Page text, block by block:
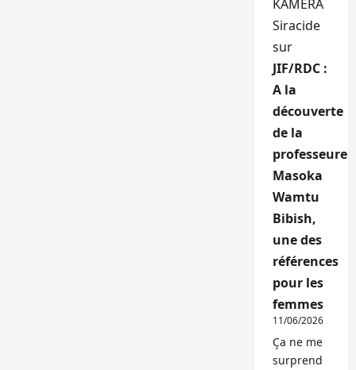
KAMERA
Siracide
sur
JIF/RDC :
A la
découverte
de la
professeure
Masoka
Wamtu
Bibish,
une des
références
pour les
femmes
11/06/2026
Ça ne me
surprend